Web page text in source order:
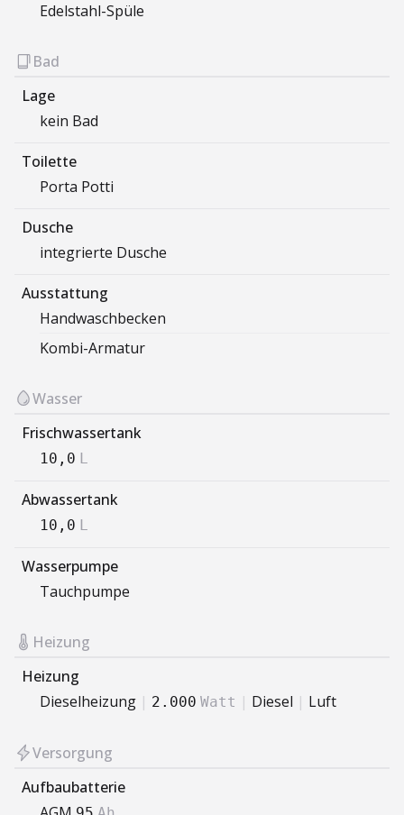
Edelstahl-Spüle
Bad
Lage
kein Bad
Toilette
Porta Potti
Dusche
integrierte Dusche
Ausstattung
Handwaschbecken
Kombi-Armatur
Wasser
Frischwassertank
10,0 L
Abwassertank
10,0 L
Wasserpumpe
Tauchpumpe
Heizung
Heizung
Dieselheizung | 2.000 Watt | Diesel | Luft
Versorgung
Aufbaubatterie